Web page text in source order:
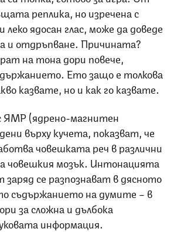
реплика, но изречена с
леко ядосан глас, може да доведе
и отдръпване. Причината?
на тона дори повече,
Ето защо е толкова
казвате, но и как го казвате.
ЯМР (ядрено-магнитен
върху кучета, показват, че
човешката реч в различни
човешкия мозък. Интонацията
заряд се разпознават в дясното
съдържанието на думите – в
за сложна и дълбока
информация.